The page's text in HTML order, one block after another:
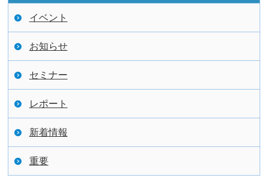
イベント
お知らせ
セミナー
レポート
新着情報
重要